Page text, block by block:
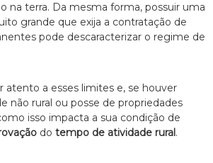
na terra. Da mesma forma, possuir uma
grande que exija a contratação de
pode descaracterizar o regime de
atento a esses limites e, se houver
não rural ou posse de propriedades
isso impacta a sua condição de
do tempo de atividade rural.